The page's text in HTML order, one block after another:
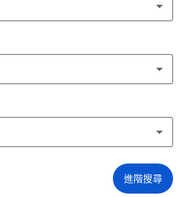
進階搜尋